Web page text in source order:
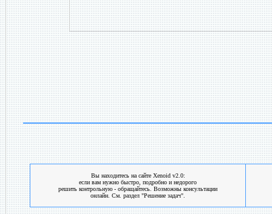
Вы находитесь на сайте Xenoid v2.0:
если вам нужно быстро, подробно и недорого
решить контрольную - обращайтесь. Возможны консультации
онлайн. См. раздел "Решение задач".